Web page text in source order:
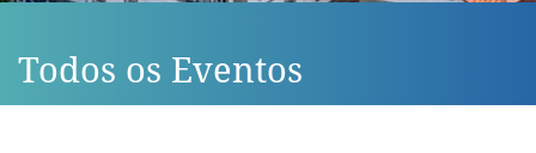
Todos os Eventos